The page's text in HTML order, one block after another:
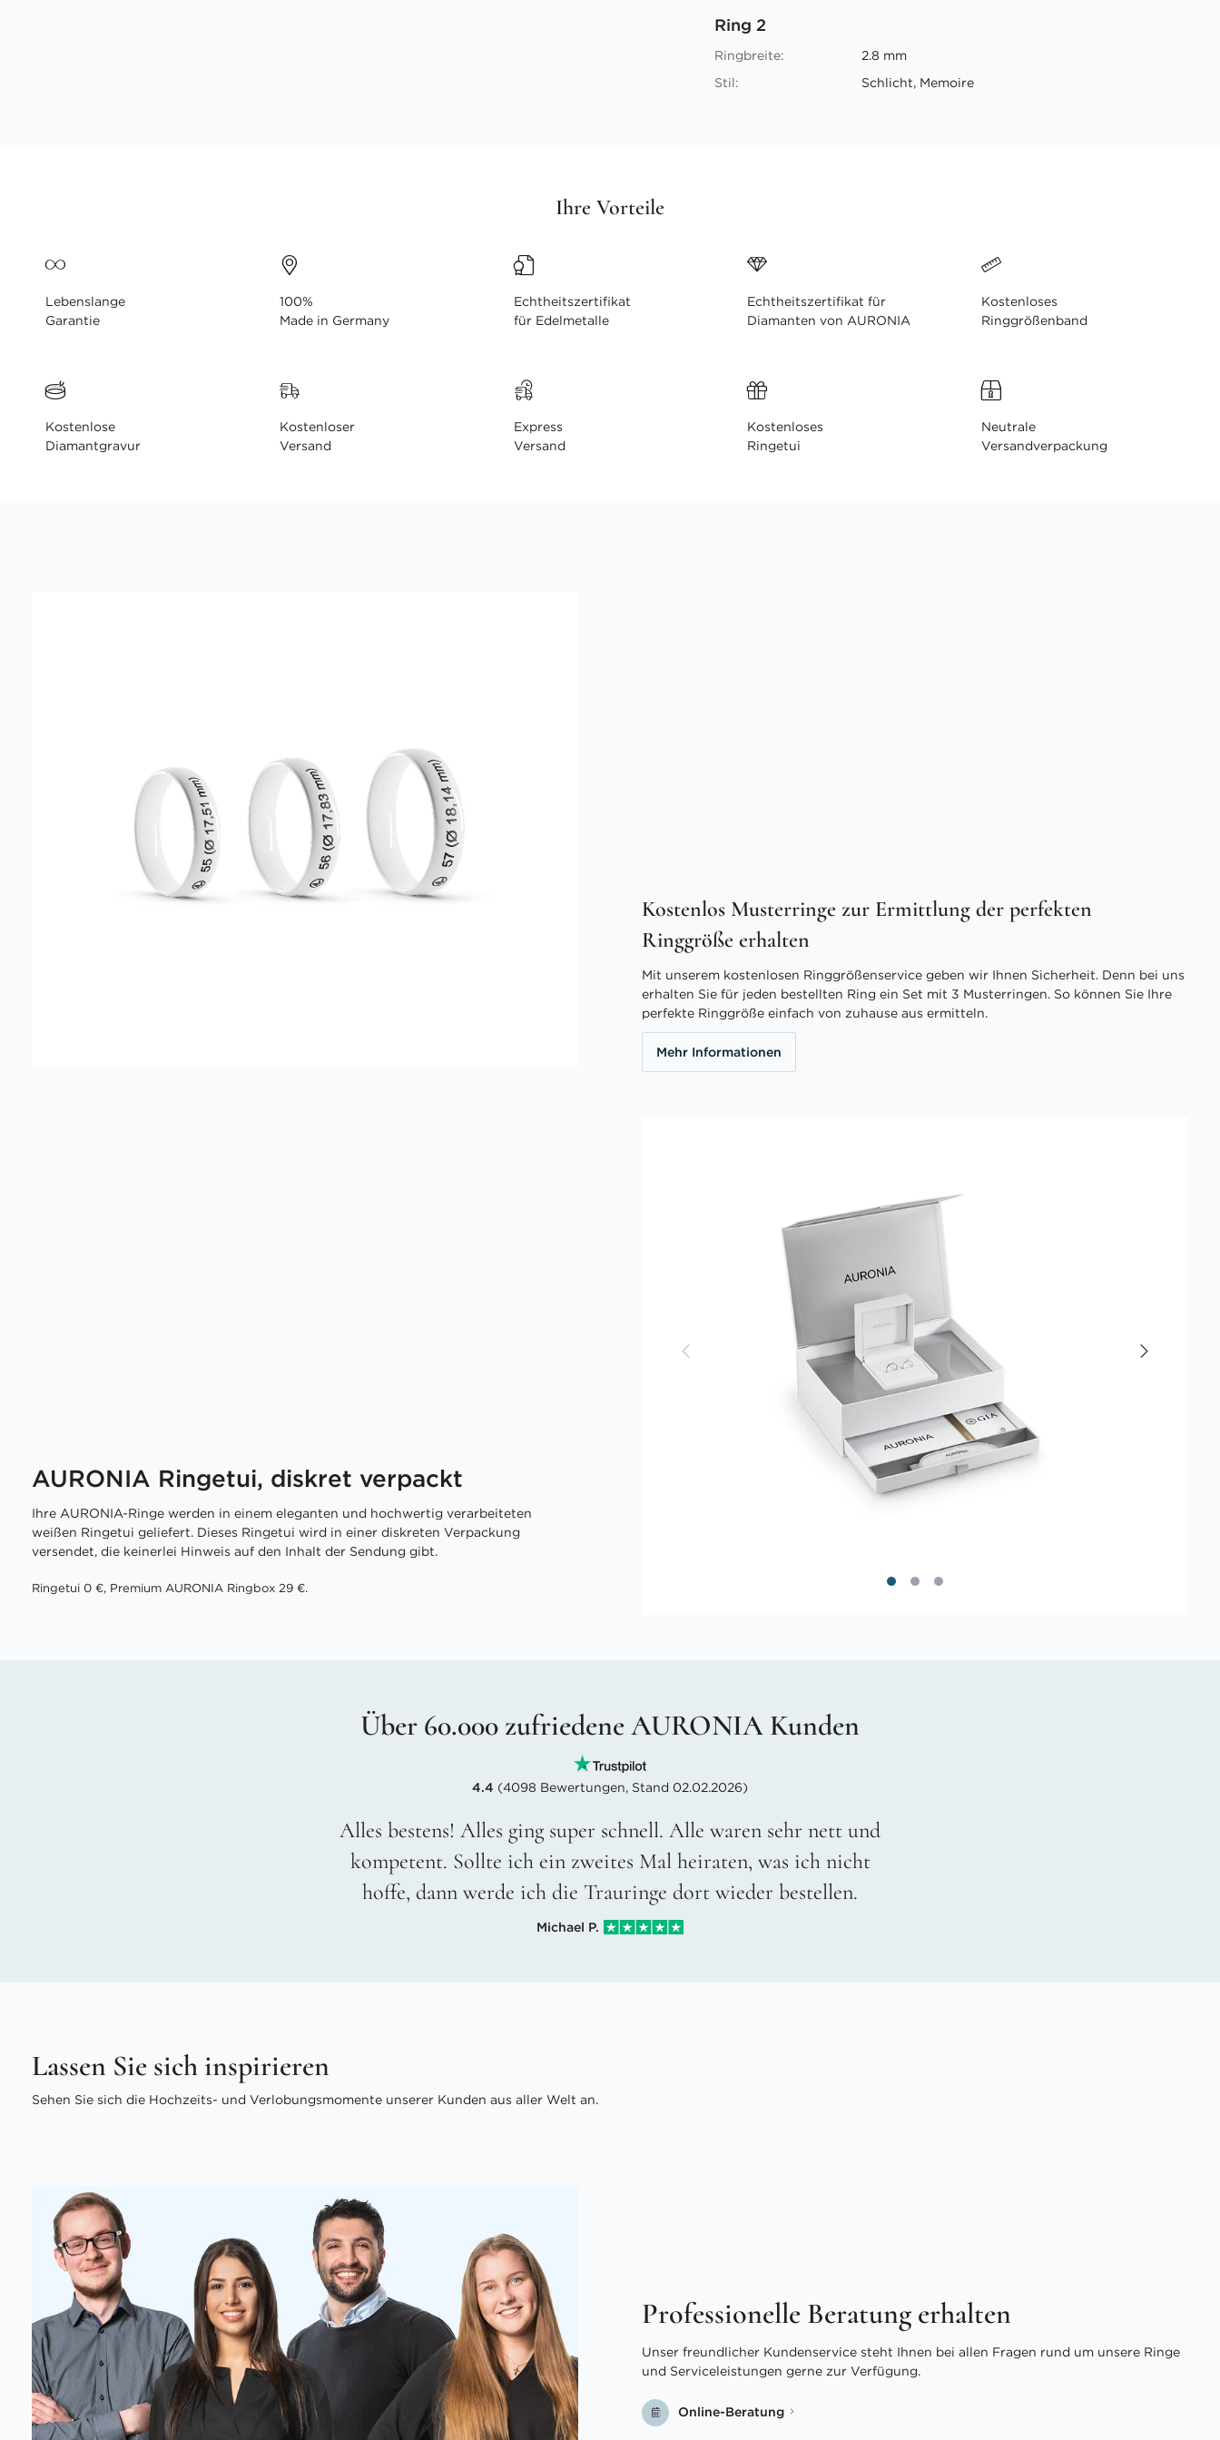
Ring 2
Ringbreite:
2.8 mm
Stil:
Schlicht, Memoire
Ihre Vorteile
Lebenslange
Garantie
100%
Made in Germany
Echtheitszertifikat
für Edelmetalle
Echtheitszertifikat für
Diamanten von AURONIA
Kostenloses
Ringgrößenband
Kostenlose
Diamantgravur
Kostenloser
Versand
Express
Versand
Kostenloses
Ringetui
Neutrale
Versandverpackung
Kostenlos Musterringe zur Ermittlung der perfekten
Ringgröße erhalten
Mit unserem kostenlosen Ringgrößenservice geben wir Ihnen Sicherheit. Denn bei uns
erhalten Sie für jeden bestellten Ring ein Set mit 3 Musterringen. So können Sie Ihre
perfekte Ringgröße einfach von zuhause aus ermitteln.
Mehr Informationen
AURONIA Ringetui, diskret verpackt
Ihre AURONIA-Ringe werden in einem eleganten und hochwertig verarbeiteten
weißen Ringetui geliefert. Dieses Ringetui wird in einer diskreten Verpackung
versendet, die keinerlei Hinweis auf den Inhalt der Sendung gibt.
Ringetui 0 €, Premium AURONIA Ringbox 29 €.
Über 60.000 zufriedene AURONIA Kunden
4.4 (4098 Bewertungen, Stand 02.02.2026)
Alles bestens! Alles ging super schnell. Alle waren sehr nett und
kompetent. Sollte ich ein zweites Mal heiraten, was ich nicht
hoffe, dann werde ich die Trauringe dort wieder bestellen.
Michael P.
Lassen Sie sich inspirieren
Sehen Sie sich die Hochzeits- und Verlobungsmomente unserer Kunden aus aller Welt an.
Professionelle Beratung erhalten
Unser freundlicher Kundenservice steht Ihnen bei allen Fragen rund um unsere Ringe
und Serviceleistungen gerne zur Verfügung.
Online-Beratung